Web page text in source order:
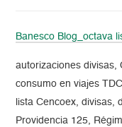
Banesco Blog_octava
autorizaciones divisas,
consumo en viajes
lista Cencoex, divisas,
Providencia 125,